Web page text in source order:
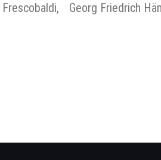
Frescobaldi, Georg Friedrich